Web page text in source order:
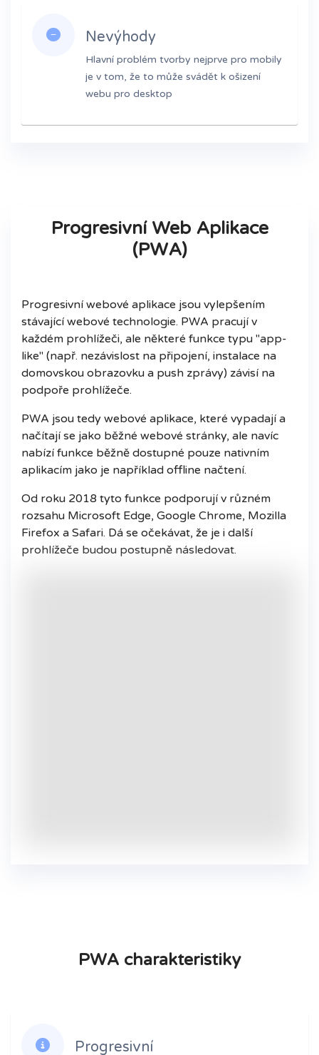
Nevýhody
Hlavní problém tvorby nejprve pro mobily
je v tom, že to může svádět k ošizení
webu pro desktop
Progresivní Web Aplikace
(PWA)
Progresivní webové aplikace jsou vylepšením
stávající webové technologie. PWA pracují v
každém prohlížeči, ale některé funkce typu "app-
like" (např. nezávislost na připojení, instalace na
domovskou obrazovku a push zprávy) závisí na
podpoře prohlížeče.
PWA jsou tedy webové aplikace, které vypadají a
načítají se jako běžné webové stránky, ale navíc
nabízí funkce běžně dostupné pouze nativním
aplikacím jako je například offline načtení.
Od roku 2018 tyto funkce podporují v různém
rozsahu Microsoft Edge, Google Chrome, Mozilla
Firefox a Safari. Dá se očekávat, že je i další
prohlížeče budou postupně následovat.
PWA charakteristiky
Progresivní